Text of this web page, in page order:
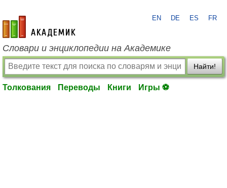
academic.ru
EN DE ES FR
Словари и энциклопедии на Академике
Найти!
Толкования Переводы Книги Игры ⚽